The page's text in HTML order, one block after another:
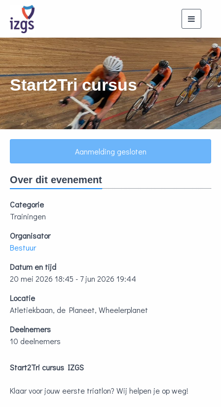
Toggle
Start2Tri cursus
Aanmelding gesloten
Over dit evenement
Categorie
Trainingen
Organisator
Bestuur
Datum en tijd
20 mei 2026 18:45 - 7 jun 2026 19:44
Locatie
Atletiekbaan, de Planeet, Wheelerplanet
Deelnemers
10 deelnemers
Start2Tri cursus IZGS
Klaar voor jouw eerste triatlon? Wij helpen je op weg!